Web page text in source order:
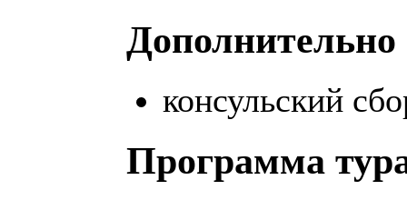
Дополнительно
консульский
Программа